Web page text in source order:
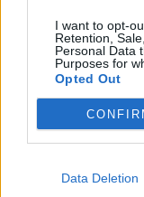
I want to opt-
Retention,
Personal Data
Purposes for
Opted Out
Data Deletion
1. 1 . - 31. 12.
233 stopnic v
Razstava,
Bianca vodijo
kratek, a